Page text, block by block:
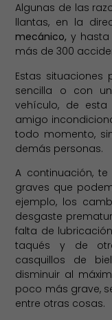
Algunas de las
llantas, en la
mecánico, y
más de 300
Estas situaciones
sencilla o con
vehículo, de
amigo
todo momento,
demás personas.
A continuación,
graves que
ejemplo, los
desgaste
falta de
taqués y de
casquillos de
disminuir al
poco más grave,
entre otras cosas.